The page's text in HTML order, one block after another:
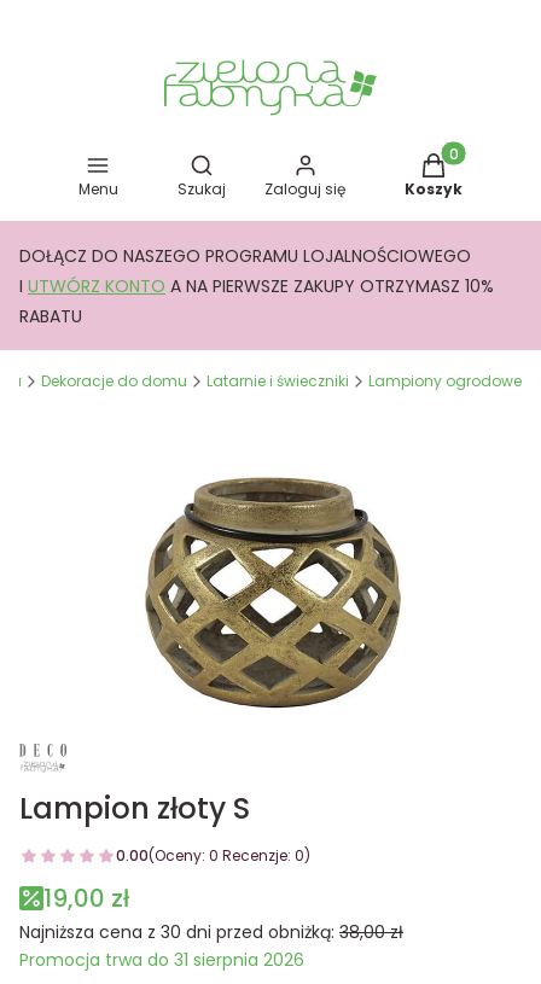
Menu
Otwórz wyszukiwarkę
Szukaj Zaloguj się
Produkty w
Koszyk
DOŁĄCZ DO NASZEGO PROGRAMU LOJALNOŚCIOWEGO
I UTWÓRZ KONTO A NA PIERWSZE ZAKUPY OTRZYMASZ 10%
RABATU
Dekoracje do domu Latarnie i świeczniki Lampiony ogrodowe
Lampion złoty S
0.00(Oceny: 0 Recenzje: 0)
19,00 zł
Najniższa cena z 30 dni przed obniżką: 38,00 zł
Promocja trwa do 31 sierpnia 2026